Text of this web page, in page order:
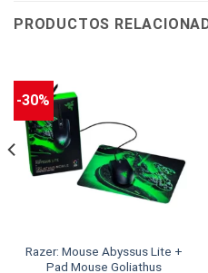
PRODUCTOS
-30%
Razer: Mouse Abyssus Lite +
Pad Mouse Goliathus